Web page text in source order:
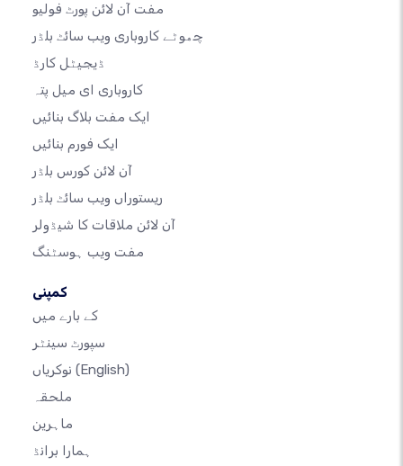
مفت آن لائن پورٹ فولیو
چھوٹے کاروباری ویب سائٹ بلڈر
ڈیجیٹل کارڈ
کاروباری ای میل پتہ
ایک مفت بلاگ بنائیں
ایک فورم بنائیں
آن لائن کورس بلڈر
ریستوراں ویب سائٹ بلڈر
آن لائن ملاقات کا شیڈولر
مفت ویب ہوسٹنگ
کمپنی
کے بارے میں
سپورٹ سینٹر
(English)
ملحقہ
ماہرین
ہمارا برانڈ